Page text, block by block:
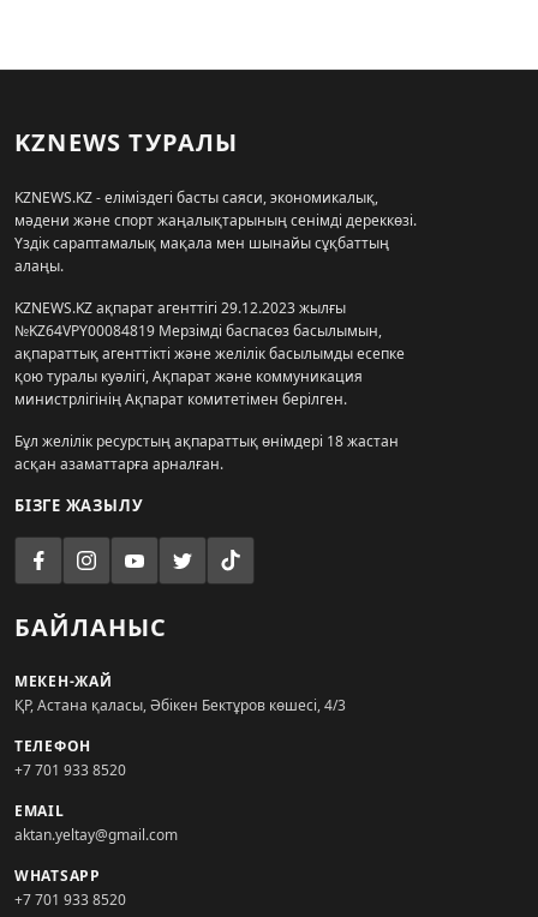
KZNEWS ТУРАЛЫ
KZNEWS.KZ - еліміздегі басты саяси, экономикалық,
мәдени және спорт жаңалықтарының сенімді дереккөзі.
Үздік сараптамалық мақала мен шынайы сұқбаттың
алаңы.
KZNEWS.KZ ақпарат агенттігі 29.12.2023 жылғы
№KZ64VPY00084819 Мерзімді баспасөз басылымын,
ақпараттық агенттікті және желілік басылымды есепке
қою туралы куәлігі, Ақпарат және коммуникация
министрлігінің Ақпарат комитетімен берілген.
Бұл желілік ресурстың ақпараттық өнімдері 18 жастан
асқан азаматтарға арналған.
БІЗГЕ ЖАЗЫЛУ
БАЙЛАНЫС
МЕКЕН-ЖАЙ
ҚР, Астана қаласы, Әбікен Бектұров көшесі, 4/3
ТЕЛЕФОН
+7 701 933 8520
EMAIL
aktan.yeltay@gmail.com
WHATSAPP
+7 701 933 8520